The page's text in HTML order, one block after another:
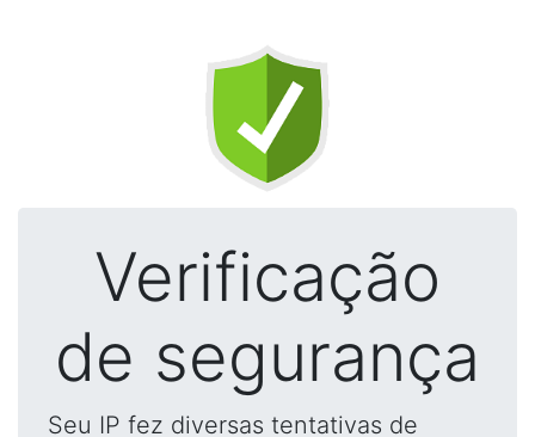
Verificação
de segurança
Seu IP fez diversas tentativas de